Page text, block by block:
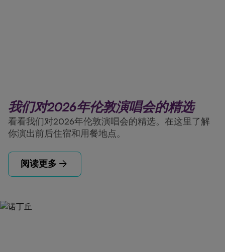
我们对2026年伦敦演唱会的精选
看看我们对2026年伦敦演唱会的精选。在这里了解
你演出前后住宿和用餐地点。
阅读更多 arrow_forward